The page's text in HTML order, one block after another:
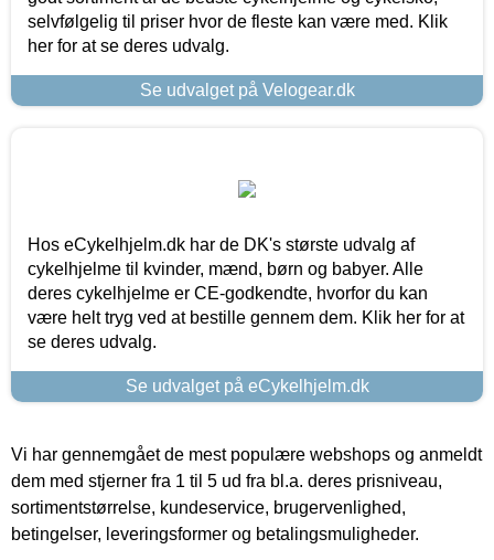
selvfølgelig til priser hvor de fleste kan være med. Klik
her for at se deres udvalg.
Se udvalget på Velogear.dk
Hos eCykelhjelm.dk har de DK's største udvalg af
cykelhjelme til kvinder, mænd, børn og babyer. Alle
deres cykelhjelme er CE-godkendte, hvorfor du kan
være helt tryg ved at bestille gennem dem. Klik her for at
se deres udvalg.
Se udvalget på eCykelhjelm.dk
Vi har gennemgået de mest populære webshops og anmeldt
dem med stjerner fra 1 til 5 ud fra bl.a. deres prisniveau,
sortimentstørrelse, kundeservice, brugervenlighed,
betingelser, leveringsformer og betalingsmuligheder.